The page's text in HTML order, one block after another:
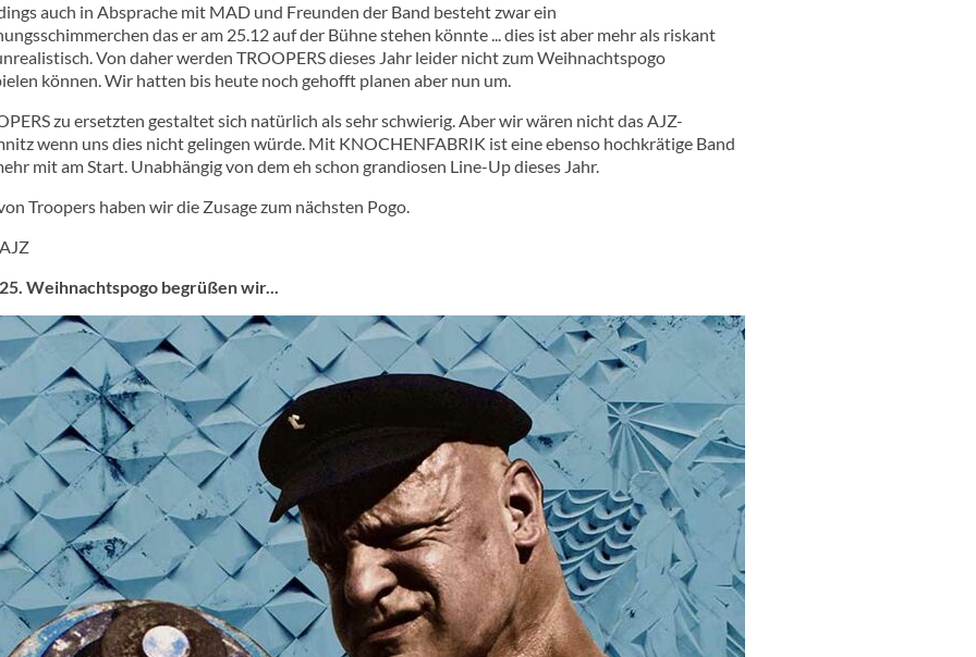
auch in Absprache mit MAD und Freunden der Band besteht zwar ein
das er am 25.12 auf der Bühne stehen könnte ... dies ist aber mehr als riskant
Von daher werden TROOPERS dieses Jahr leider nicht zum Weihnachtspogo
können. Wir hatten bis heute noch gehofft planen aber nun um.
zu ersetzten gestaltet sich natürlich als sehr schwierig. Aber wir wären nicht das AJZ-
wenn uns dies nicht gelingen würde. Mit KNOCHENFABRIK ist eine ebenso hochkrätige Band
mit am Start. Unabhängig von dem eh schon grandiosen Line-Up dieses Jahr.
Troopers haben wir die Zusage zum nächsten Pogo.
Weihnachtspogo begrüßen wir...